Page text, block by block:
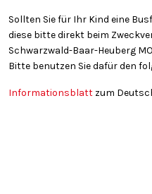
Sollten Sie für Ihr Kind eine
diese bitte direkt beim
Schwarzwald-Baar-Heuberg
Bitte benutzen Sie dafür den
Informationsblatt zum